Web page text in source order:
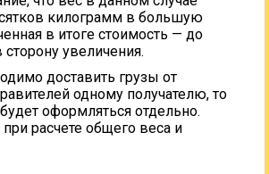
килограмм в большую
в итоге стоимость — до
увеличения.
доставить грузы от
одному получателю, то
оформляться отдельно.
расчете общего веса и